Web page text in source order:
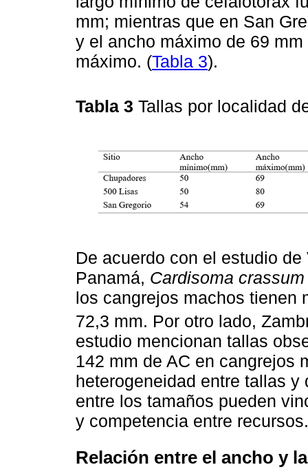
mm; mientras que en San
y el ancho máximo de 69
máximo. (Tabla 3).
Tabla 3 Tallas por localidad
De acuerdo con el estudio de
Panamá, Cardisoma crassum
los cangrejos machos tienen
72,3 mm. Por otro lado,
estudio mencionan tallas
142 mm de AC en cangrejos
heterogeneidad entre tallas
entre los tamaños pueden
y competencia entre recursos.
Relación entre el ancho y